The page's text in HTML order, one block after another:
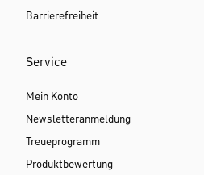
Barrierefreiheit
Service
Mein Konto
Newsletteranmeldung
Treueprogramm
Produktbewertung